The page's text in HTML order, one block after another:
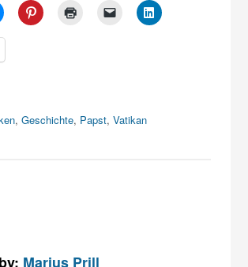
,Geschichte, Papst,Vatikan
Marius Prill